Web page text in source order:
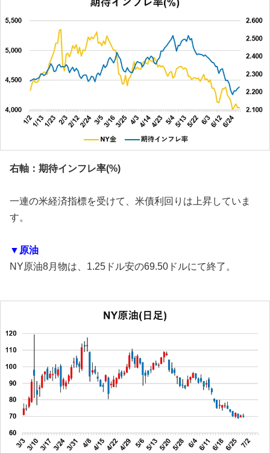
右軸：期待インフレ率(%)
一連の米経済指標を受けて、米債利回りは上昇していま
す。
▼原油
NY原油8月物は、1.25ドル安の69.50ドルにて終了。